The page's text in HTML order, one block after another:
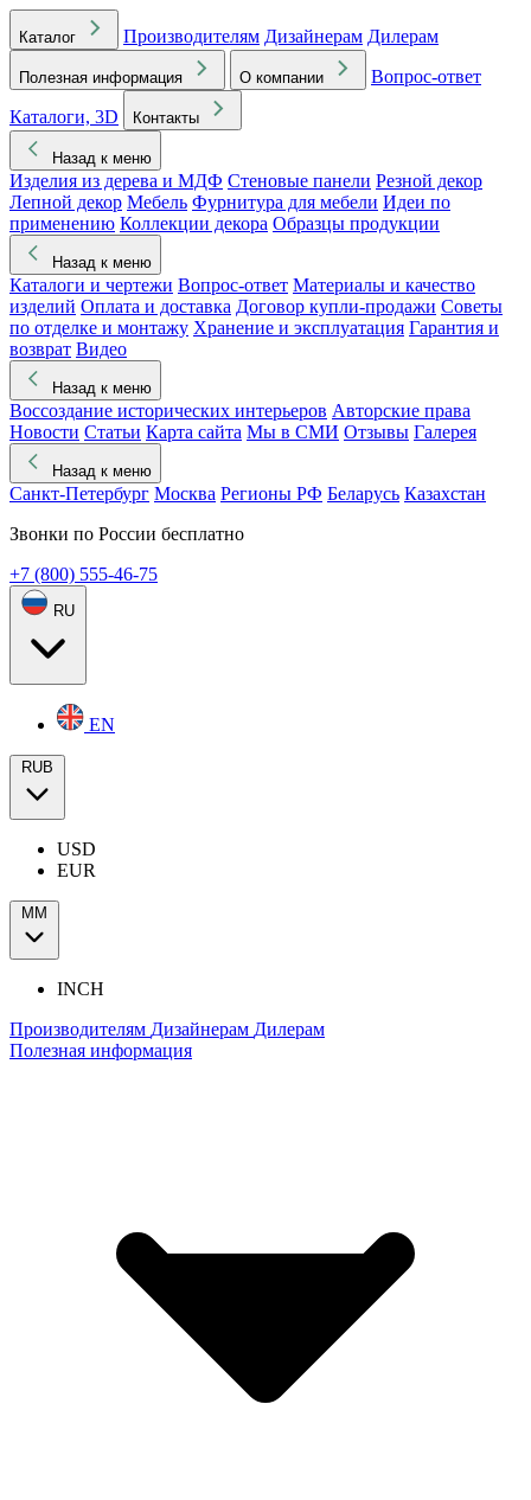
Каталог Производителям Дизайнерам Дилерам
Полезная информация О компании
Вопрос-ответ
Каталоги, 3D
Контакты
Назад к меню
Изделия из дерева и МДФ Стеновые панели Резной декор
Лепной декор Мебель Фурнитура для мебели Идеи по
применению Коллекции декора Образцы продукции
Назад к меню
Каталоги и чертежи Вопрос-ответ Материалы и качество
изделий Оплата и доставка Договор купли-продажи Советы
по отделке и монтажу Хранение и эксплуатация Гарантия и
возврат Видео
Назад к меню
Воссоздание исторических интерьеров Авторские права
Новости Статьи Карта сайта Мы в СМИ Отзывы Галерея
Назад к меню
Санкт-Петербург Москва Регионы РФ Беларусь Казахстан
Звонки по России бесплатно
+7 (800) 555-46-75
RU
EN
RUB
USD
EUR
ММ
INCH
Производителям Дизайнерам Дилерам
Полезная информация